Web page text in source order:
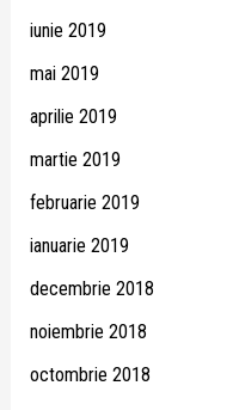
iunie 2019
mai 2019
aprilie 2019
martie 2019
februarie 2019
ianuarie 2019
decembrie 2018
noiembrie 2018
octombrie 2018